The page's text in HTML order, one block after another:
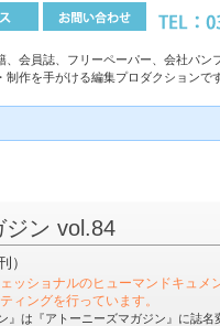
会員誌、フリーペーパー、会社パン
作を手がける編集プロダクションです
ジン vol.84
）
ッショナルのヒューマンドキュメ
ィングを行っています。
は『アトーニーズマガジン』に誌名